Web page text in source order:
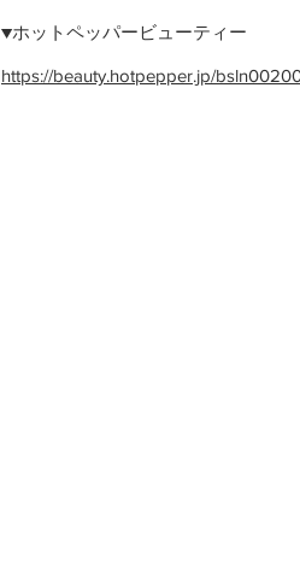
▼ホットペッパービューティー
https://beauty.hotpepper.jp/